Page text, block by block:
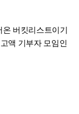
버킷리스트이기
액 기부자 모임인